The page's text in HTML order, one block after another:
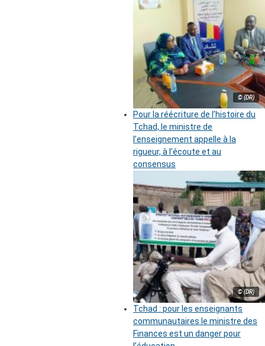
© (DR)
Pour la réécriture de l’histoire du
Tchad, le ministre de
l’enseignement appelle à la
rigueur, à l’écoute et au
consensus
© (DR)
Tchad : pour les enseignants
communautaires le ministre des
Finances est un danger pour